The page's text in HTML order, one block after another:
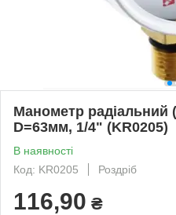
Манометр радіальний
D=63мм, 1/4" (KR0205)
В наявності
Код: KR0205
Роздріб
116,90 ₴